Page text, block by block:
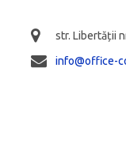
str. Libertății
info@office-